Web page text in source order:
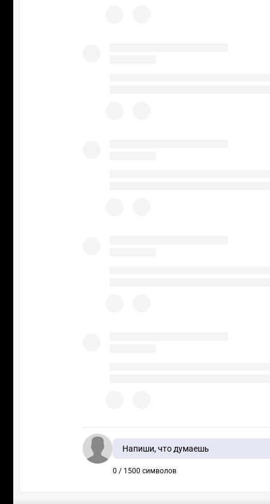
Напиши, что думаешь
0 / 1500 символов